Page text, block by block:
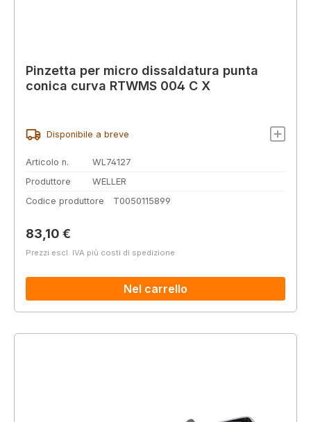
Pinzetta per micro dissaldatura punta
conica curva RTWMS 004 C X
Disponibile a breve
Articolo n.
WL74127
Produttore
WELLER
Codice produttore
T0050115899
Prezzo normale:
83,10 €
Prezzi escl. IVA più costi di spedizione
Nel carrello